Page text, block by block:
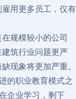
用更多员工，仅有
规模较小的公司
筑行业问题更严
现象将更加严重。
的职业教育模式之
企业学习，剩下